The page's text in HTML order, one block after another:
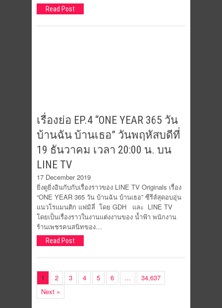
Read Post
เรื่องย่อ EP.4 “ONE YEAR 365 วัน
บ้านฉัน บ้านเธอ” วันพฤหัสบดีที่
19 ธันวาคม เวลา 20:00 น. บน
LINE TV
17 December 2019
ยิ่งดูยิ่งอินกับกับเรื่องราวของ LINE TV Originals เรื่อง
“ONE YEAR 365 วัน บ้านฉัน บ้านเธอ” ซีรีส์สุดอบอุ่น
แนวโรแมนติก แฟมิลี่ โดย GDH และ LINE TV
โดยเป็นเรื่องราวในงานแต่งงานของ นํ้าฟ้า พนักงาน
ร้านเพชรคนสนิทของ…
Read Post
1 2 3 4 5 6 …
34,637
Next »